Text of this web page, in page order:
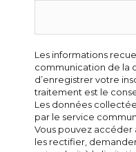
Les informations
communication de la
d’enregistrer votre
traitement est le
Les données
par le service
Vous pouvez accéder
les rectifier,